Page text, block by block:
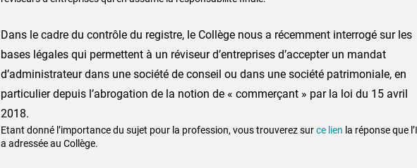
Dans le cadre du contrôle du registre, le Collège nous a récemment interrogé sur les
bases légales qui permettent à un réviseur d’entreprises d’accepter un mandat
d’administrateur dans une société de conseil ou dans une société patrimoniale, en
particulier depuis l’abrogation de la notion de « commerçant » par la loi du 15 avril
2018.
Etant donné l’importance du sujet pour la profession, vous trouverez surce lien la réponse que
a adressée au Collège.